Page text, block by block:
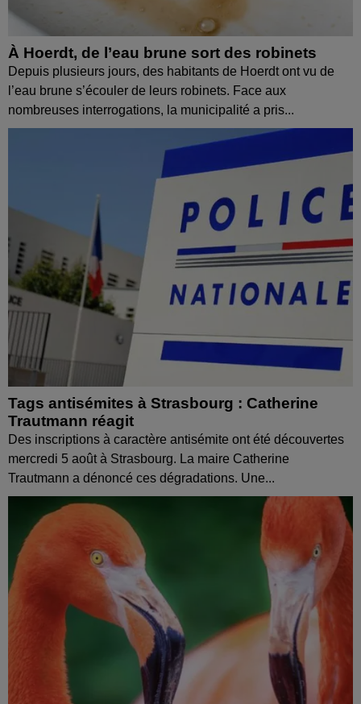
À Hoerdt, de l’eau brune sort des robinets
Depuis plusieurs jours, des habitants de Hoerdt ont vu de
l’eau brune s’écouler de leurs robinets. Face aux
nombreuses interrogations, la municipalité a pris...
Tags antisémites à Strasbourg : Catherine
Trautmann réagit
Des inscriptions à caractère antisémite ont été découvertes
mercredi 5 août à Strasbourg. La maire Catherine
Trautmann a dénoncé ces dégradations. Une...